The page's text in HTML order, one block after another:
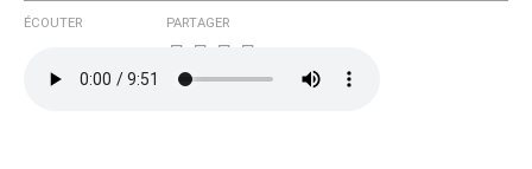
ÉCOUTER PARTAGER